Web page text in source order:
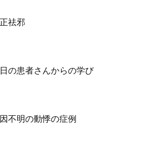
祛邪
の患者さんからの学び
不明の動悸の症例